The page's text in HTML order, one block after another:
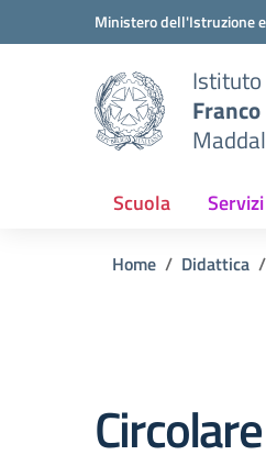
Vai ai contenuti
Vai al menu di navigazione
Ministero dell'Istruzione
Istituto
Scuola Servizi
Home Didattica